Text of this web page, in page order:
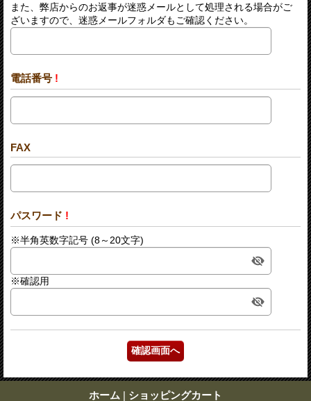
また、弊店からのお返事が迷惑メールとして処理される場合がご
ざいますので、迷惑メールフォルダもご確認ください。
電話番号 !
FAX
パスワード !
※半角英数字記号 (8～20文字)
※確認用
ホーム | ショッピングカート